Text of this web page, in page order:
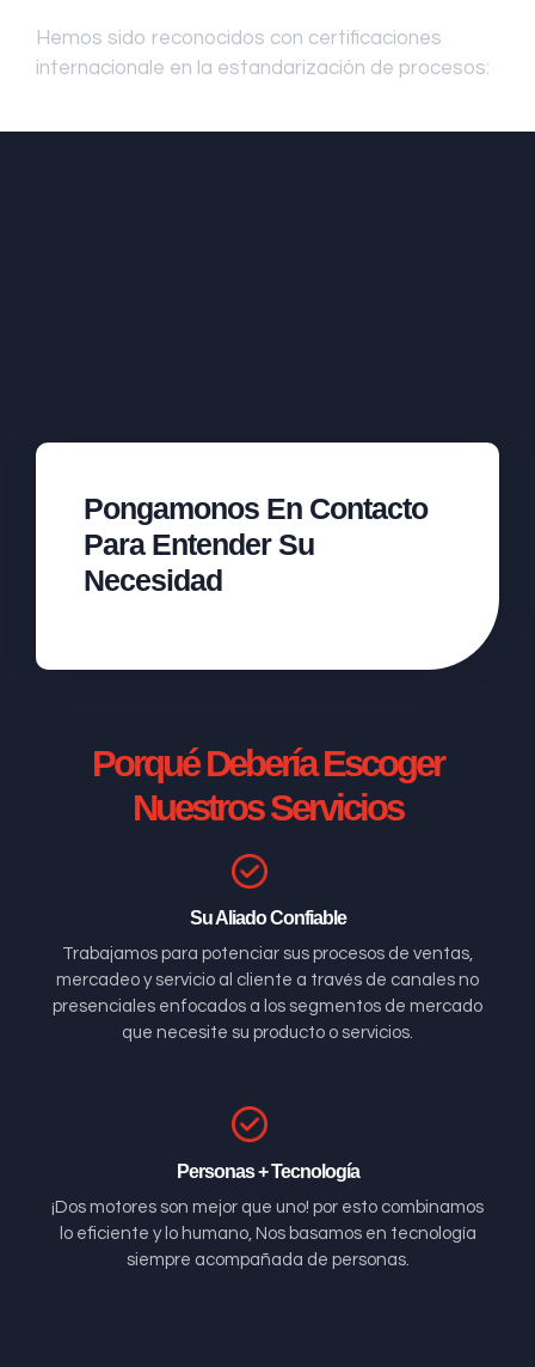
Hemos sido reconocidos con certificaciones
internacionale en la estandarización de procesos:
Pongamonos En Contacto
Para Entender Su
Necesidad
Porqué Debería Escoger
Nuestros Servicios
Su Aliado Confiable
Trabajamos para potenciar sus procesos de ventas,
mercadeo y servicio al cliente a través de canales no
presenciales enfocados a los segmentos de mercado
que necesite su producto o servicios.
Personas + Tecnología
¡Dos motores son mejor que uno! por esto combinamos
lo eficiente y lo humano, Nos basamos en tecnología
siempre acompañada de personas.